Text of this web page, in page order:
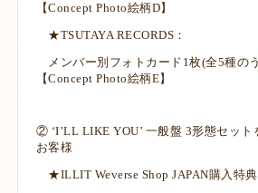
【Concept Photo絵柄D】
★TSUTAYA RECORDS：
メンバー別フォトカード1枚(全5種の
【Concept Photo絵柄E】
② ‘I’LL LIKE YOU’ 一般盤 3形態セッ
お客様
★ILLIT Weverse Shop JAPAN購入特典